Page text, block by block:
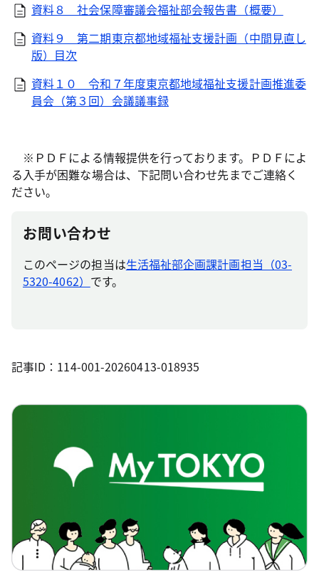
資料８ 社会保障審議会福祉部会報告書（概要）
資料９ 第二期東京都地域福祉支援計画（中間見直し
版）目次
資料１０ 令和７年度東京都地域福祉支援計画推進委
員会（第３回）会議議事録
※ＰＤＦによる情報提供を行っております。ＰＤＦによ
る入手が困難な場合は、下記問い合わせ先までご連絡く
ださい。
お問い合わせ
このページの担当は生活福祉部企画課計画担当（03-
5320-4062） です。
記事ID：114-001-20260413-018935